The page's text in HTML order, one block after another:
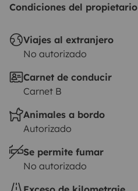
Condiciones del propietario
Viajes al extranjero
No autorizado
Carnet de conducir
Carnet B
Animales a bordo
Autorizado
Se permite fumar
No autorizado